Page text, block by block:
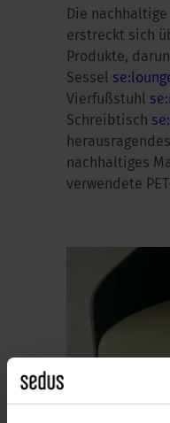
Die
erstreckt sich
Produkte,
Sessel
Vierfußstuhl
Schreibtisch
nachhaltiges
verwendete